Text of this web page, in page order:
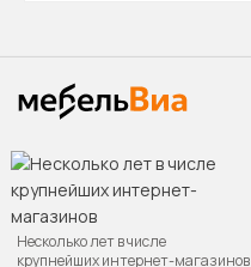
Несколько лет в числе
крупнейших интернет-магазинов